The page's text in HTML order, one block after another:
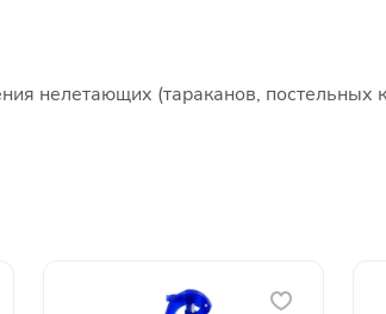
нелетающих (тараканов,